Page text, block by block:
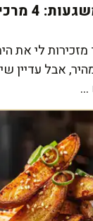
אטריות
לי את
אבל עדיין